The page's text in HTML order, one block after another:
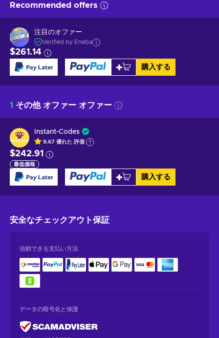
Recommended offers
注目のオファー
Verified by Eneba
$261.14
購入する
1 その他 オファー オファー
Instant-Codes
9.67 優れた 評価
$242.91
最低価格
購入する
安全なチェックアウト保証
信頼できる支払い方法
データの暗号化と保護